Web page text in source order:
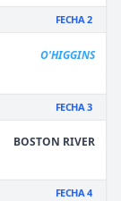
FECHA 2
O'HIGGINS
FECHA 3
BOSTON RIVER
FECHA 4